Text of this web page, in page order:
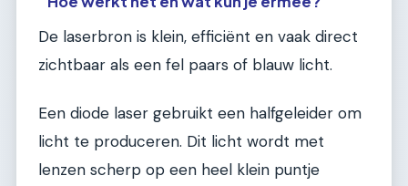
De laserbron is klein, efficiënt en vaak direct
zichtbaar als een fel paars of blauw licht.
Een diode laser gebruikt een halfgeleider om
licht te produceren. Dit licht wordt met
lenzen scherp op een heel klein puntje